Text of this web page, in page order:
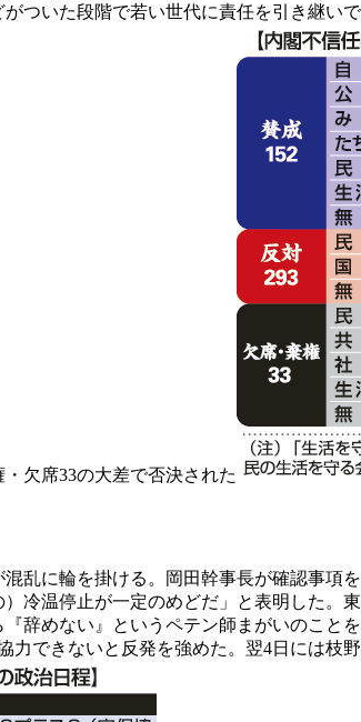
ついた段階で若い世代に責任を引き継い
欠席33の大差で否決された
乱に輪を掛ける。岡田幹事長が確認事項
冷温停止が一定のめどだ」と表明した。
辞めない』というペテン師まがいのこと
できないと反発を強めた。翌4日には枝